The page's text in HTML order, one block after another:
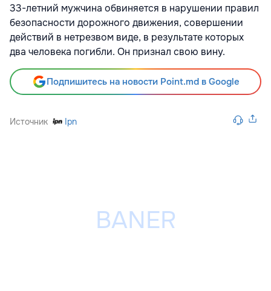
33-летний мужчина обвиняется в нарушении правил
безопасности дорожного движения, совершении
действий в нетрезвом виде, в результате которых
два человека погибли. Он признал свою вину.
Подпишитесь на новости Point.md в Google
Источник Ipn